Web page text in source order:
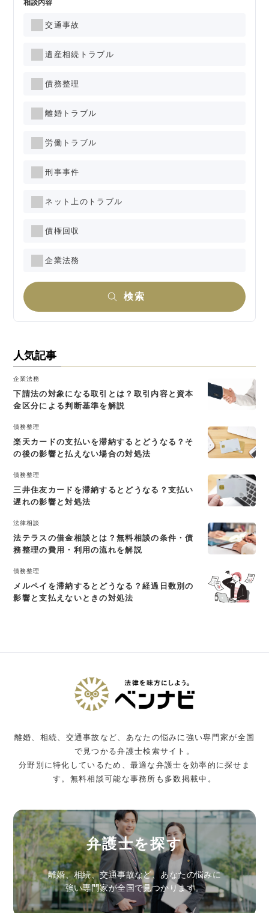
相談内容
交通事故
遺産相続トラブル
債務整理
離婚トラブル
労働トラブル
刑事事件
ネット上のトラブル
債権回収
企業法務
検索
人気記事
企業法務
下請法の対象になる取引とは？取引内容と資本
金区分による判断基準を解説
債務整理
楽天カードの支払いを滞納するとどうなる？そ
の後の影響と払えない場合の対処法
債務整理
三井住友カードを滞納するとどうなる？支払い
遅れの影響と対処法
法律相談
法テラスの借金相談とは？無料相談の条件・債
務整理の費用・利用の流れを解説
債務整理
メルペイを滞納するとどうなる？経過日数別の
影響と支払えないときの対処法
離婚、相続、交通事故など、あなたの悩みに強い専門家が全国
で見つかる弁護士検索サイト。
分野別に特化しているため、最適な弁護士を効率的に探せま
す。無料相談可能な事務所も多数掲載中。
弁護士を探す
離婚、相続、交通事故など、あなたの悩みに
強い専門家が全国で見つかります。